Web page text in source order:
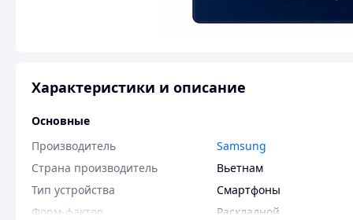
Характеристики и описание
Основные
Производитель
Samsung
Страна производитель
Вьетнам
Тип устройства
Смартфоны
Форм-фактор
Раскладной